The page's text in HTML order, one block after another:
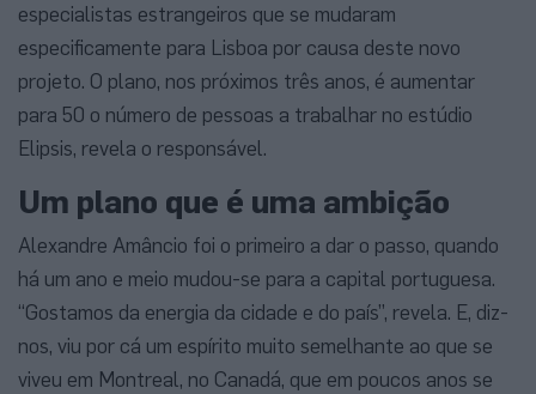
especialistas estrangeiros que se mudaram
especificamente para Lisboa por causa deste novo
projeto. O plano, nos próximos três anos, é aumentar
para 50 o número de pessoas a trabalhar no estúdio
Elipsis, revela o responsável.
Um plano que é uma ambição
Alexandre Amâncio foi o primeiro a dar o passo, quando
há um ano e meio mudou-se para a capital portuguesa.
“Gostamos da energia da cidade e do país”, revela. E, diz-
nos, viu por cá um espírito muito semelhante ao que se
viveu em Montreal, no Canadá, que em poucos anos se